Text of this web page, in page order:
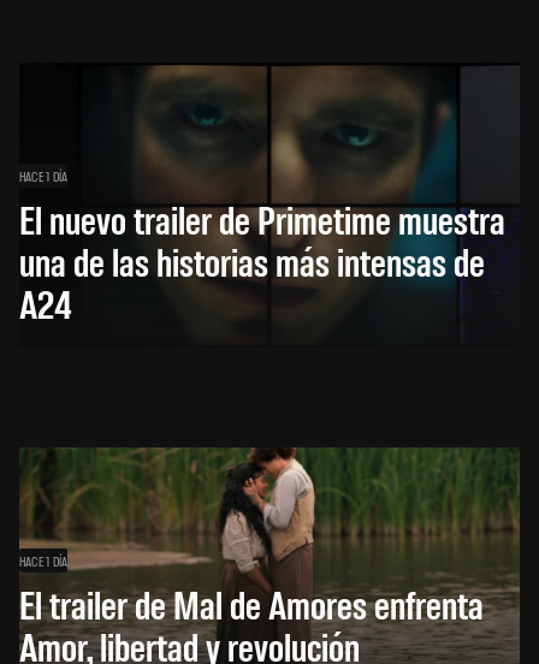
HACE 1 DÍA
El nuevo trailer de Primetime muestra
una de las historias más intensas de
A24
HACE 1 DÍA
El trailer de Mal de Amores enfrenta
Amor, libertad y revolución